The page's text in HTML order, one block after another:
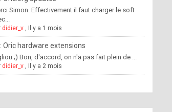
Simon. Effectivement il faut charger le soft
didier_v, Il y a 1 mois
Oric hardware extensions
;) Bon, d'accord, on n'a pas fait plein de ...
didier_v, Il y a 2 mois